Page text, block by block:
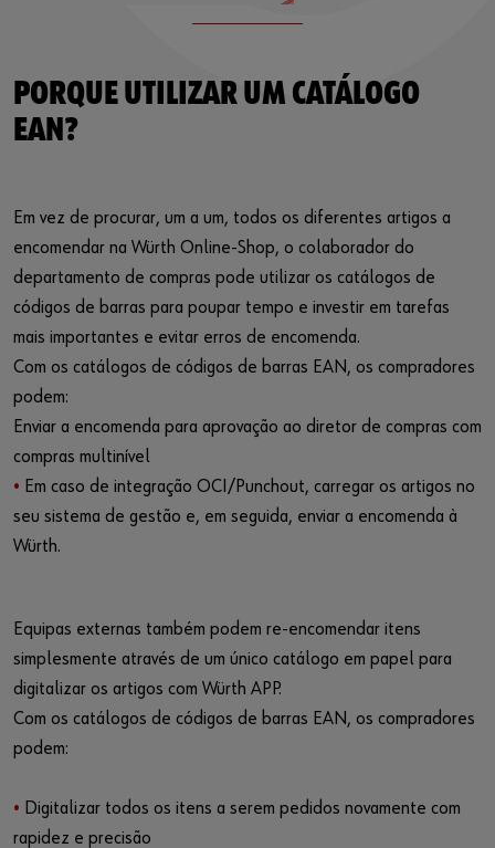
PORQUE UTILIZAR UM CATÁLOGO
EAN?
Em vez de procurar, um a um, todos os diferentes artigos a
encomendar na Würth Online-Shop, o colaborador do
departamento de compras pode utilizar os catálogos de
códigos de barras para poupar tempo e investir em tarefas
mais importantes e evitar erros de encomenda.
Com os catálogos de códigos de barras EAN, os compradores
podem:
Enviar a encomenda para aprovação ao diretor de compras com
compras multinível
• Em caso de integração OCI/Punchout, carregar os artigos no
seu sistema de gestão e, em seguida, enviar a encomenda à
Würth.
Equipas externas também podem re-encomendar itens
simplesmente através de um único catálogo em papel para
digitalizar os artigos com Würth APP.
Com os catálogos de códigos de barras EAN, os compradores
podem:
• Digitalizar todos os itens a serem pedidos novamente com
rapidez e precisão